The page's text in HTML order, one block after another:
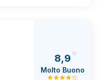
8,9
Molto Buono